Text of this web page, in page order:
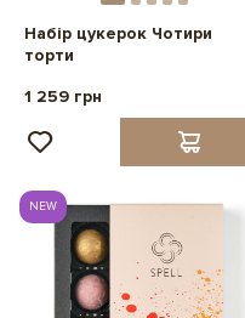
Набір цукерок Чотири
торти
1 259 грн
NEW